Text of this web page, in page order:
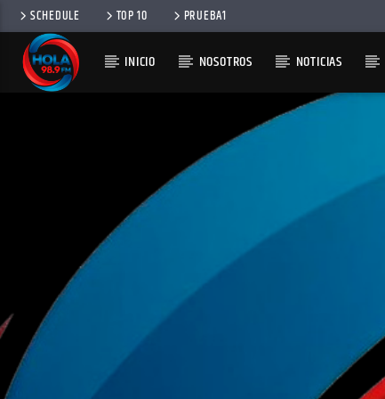
SCHEDULE TOP 10 PRUEBA1
INICIO NOSOTROS NOTICIAS